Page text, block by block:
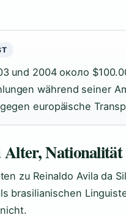
und 2004 около
während seiner
europäische
Alter,
zu Reinaldo Avila da
brasilianischen